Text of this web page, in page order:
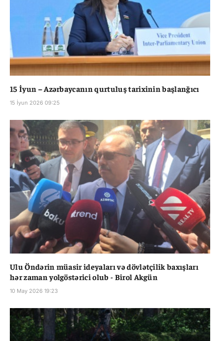
15 İyun – Azərbaycanın qurtuluş tarixinin başlanğıcı
15 İyun 2026 09:25
Ulu Öndərin müasir ideyaları və dövlətçilik baxışları
hər zaman yolgöstərici olub - Birol Akgün
10 May 2026 19:23